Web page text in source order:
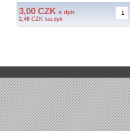
3,00 CZK s dph
2,48 CZK bez dph